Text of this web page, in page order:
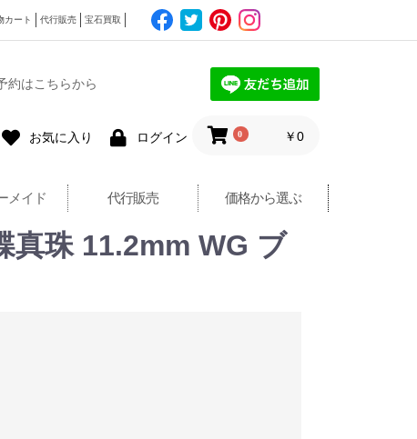
カート 代行販売 宝石買取
約はこちらから
お気に入り ログイン 0 ￥0
メイド 代行販売 価格から選ぶ
真珠 11.2mm WG ブ